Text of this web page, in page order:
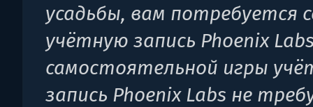
усадьбы, вам потребуется
учётную запись Phoenix
самостоятельной игры
запись Phoenix Labs не